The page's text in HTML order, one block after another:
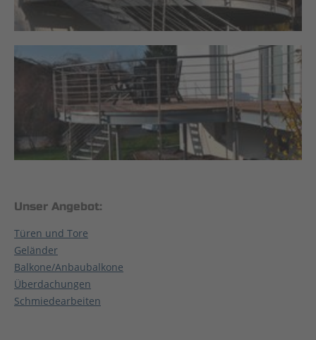
Unser Angebot:
Türen und Tore
Geländer
Balkone/Anbaubalkone
Überdachungen
Schmiedearbeiten